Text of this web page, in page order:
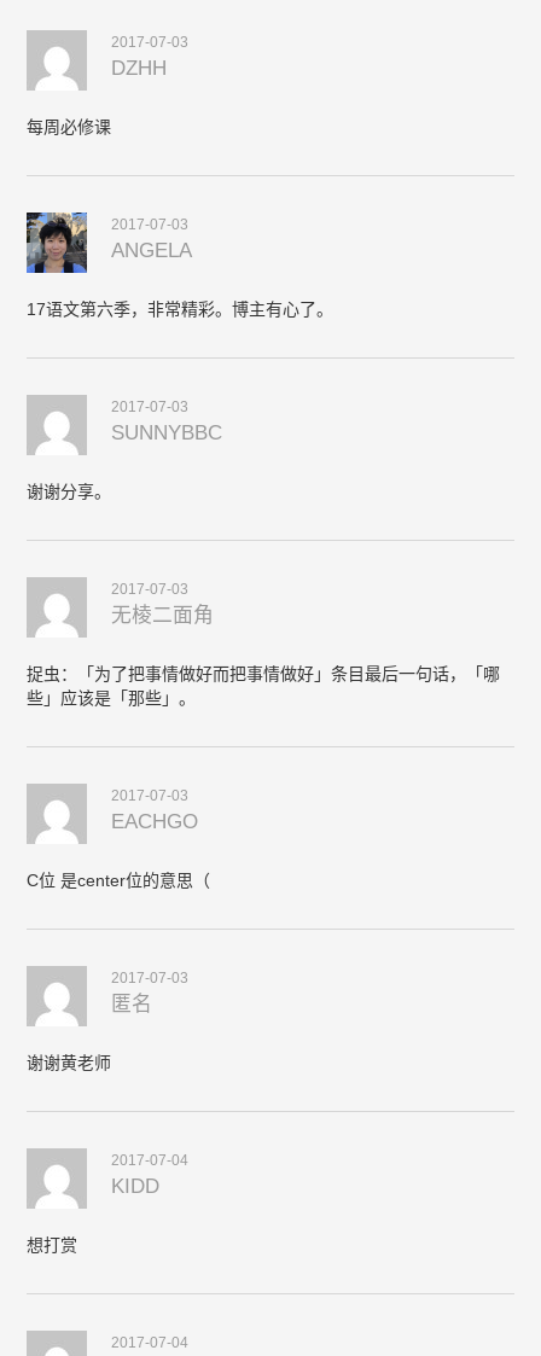
2017-07-03
DZHH
每周必修课
2017-07-03
ANGELA
17语文第六季，非常精彩。博主有心了。
2017-07-03
SUNNYBBC
谢谢分享。
2017-07-03
无棱二面角
捉虫：「为了把事情做好而把事情做好」条目最后一句话，「哪
些」应该是「那些」。
2017-07-03
EACHGO
C位 是center位的意思（
2017-07-03
匿名
谢谢黄老师
2017-07-04
KIDD
想打赏
2017-07-04